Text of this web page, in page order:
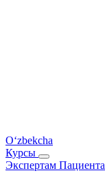
O‘zbekcha
Курсы
Экспертам